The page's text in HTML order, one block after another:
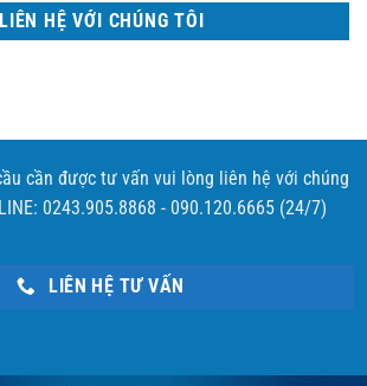
LIÊN HỆ VỚI CHÚNG TÔI
cần được tư vấn vui lòng liên hệ với chúng
0243.905.8868 - 090.120.6665 (24/7)
LIÊN HỆ TƯ VẤN